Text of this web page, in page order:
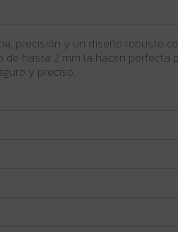
precisión y un diseño robusto
hasta 2 mm la hacen
y preciso.